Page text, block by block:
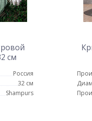
см
Россия
32 см
Shampurs